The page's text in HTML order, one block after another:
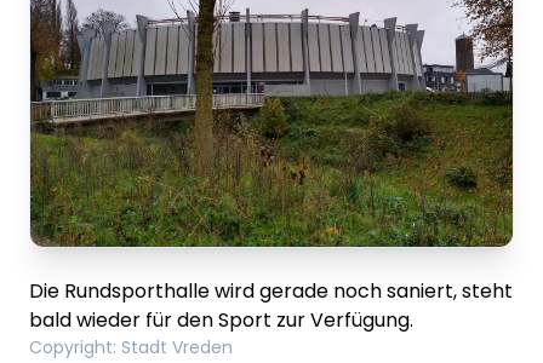
Die Rundsporthalle wird gerade noch saniert, steht
bald wieder für den Sport zur Verfügung.
Copyright: Stadt Vreden